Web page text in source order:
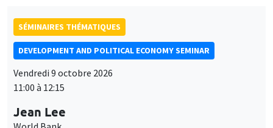
SÉMINAIRES THÉMATIQUES
DEVELOPMENT AND POLITICAL ECONOMY SEMINAR
Vendredi 9 octobre 2026
11:00 à 12:15
Jean Lee
World Bank